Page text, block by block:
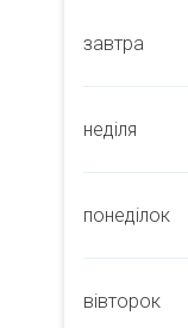
завтра
неділя
понеділок
вівторок